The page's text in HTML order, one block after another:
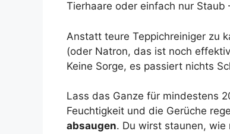
Tierhaare oder einfach nur Staub
Anstatt teure Teppichreiniger zu
(oder Natron, das ist noch
Keine Sorge, es passiert nichts
Lass das Ganze für mindestens
Feuchtigkeit und die Gerüche
absaugen. Du wirst staunen, wie